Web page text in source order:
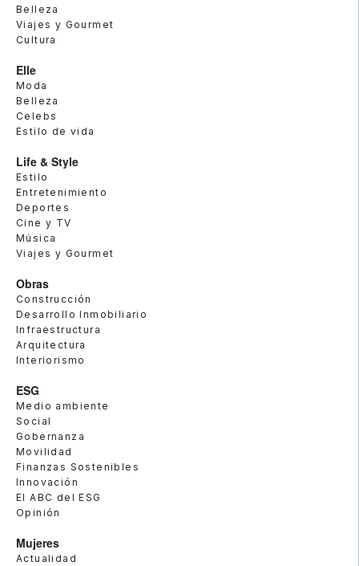
Belleza
Viajes y Gourmet
Cultura
Elle
Moda
Belleza
Celebs
Estilo de vida
Life & Style
Estilo
Entretenimiento
Deportes
Cine y TV
Música
Viajes y Gourmet
Obras
Construcción
Desarrollo Inmobiliario
Infraestructura
Arquitectura
Interiorismo
ESG
Medio ambiente
Social
Gobernanza
Movilidad
Finanzas Sostenibles
Innovación
El ABC del ESG
Opinión
Mujeres
Actualidad